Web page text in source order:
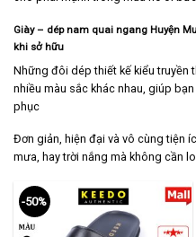
Giày – dép nam quai ngang Huyện
khi sở hữu
Những đôi dép thiết kế kiểu truyền
nhiều màu sắc khác nhau, giúp
phục
Đơn giản, hiện đại và vô cùng tiện
mưa, hay trời nắng mà không cần
-50%